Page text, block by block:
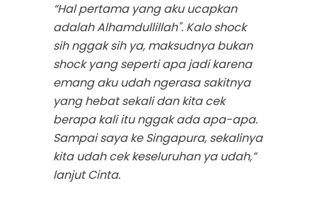
“Hal pertama yang aku ucapkan
adalah Alhamdullillah". Kalo shock
sih nggak sih ya, maksudnya bukan
shock yang seperti apa jadi karena
emang aku udah ngerasa sakitnya
yang hebat sekali dan kita cek
berapa kali itu nggak ada apa-apa.
Sampai saya ke Singapura, sekalinya
kita udah cek keseluruhan ya udah,”
lanjut Cinta.